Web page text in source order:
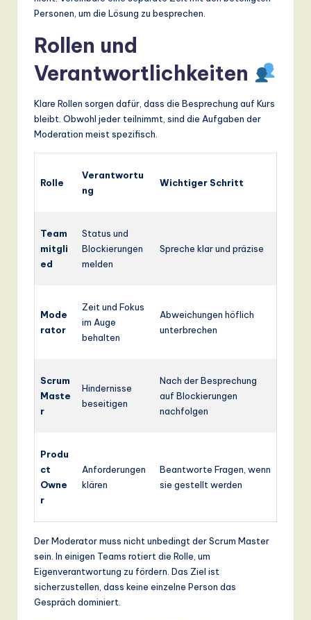
Personen, um die Lösung zu besprechen.
Rollen und
Verantwortlichkeiten
Klare Rollen sorgen dafür, dass die Besprechung auf Kurs
bleibt. Obwohl jeder teilnimmt, sind die Aufgaben der
Moderation meist spezifisch.
Rolle
Verantwortu
ng
Wichtiger Schritt
Team
mitgli
ed
Status und
Blockierungen
melden
Spreche klar und präzise
Mode
rator
Zeit und Fokus
im Auge
behalten
Abweichungen höflich
unterbrechen
Scrum
Maste
r
Hindernisse
beseitigen
Nach der Besprechung
auf Blockierungen
nachfolgen
Produ
ct
Owne
r
Anforderungen
klären
Beantworte Fragen, wenn
sie gestellt werden
Der Moderator muss nicht unbedingt der Scrum Master
sein. In einigen Teams rotiert die Rolle, um
Eigenverantwortung zu fördern. Das Ziel ist
sicherzustellen, dass keine einzelne Person das
Gespräch dominiert.